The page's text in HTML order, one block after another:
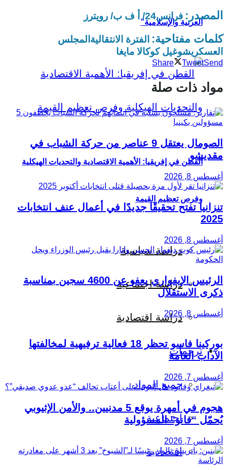
العربية والإسلامية”
القطن في إفريقيا: الأهمية الاقتصادية والتحديات الهيكلية
وفرص تعظيم القيمة
دراسة سياسية
دراسة اجتماعية
دراسة اقتصادية
ترجمات
جميع المواد
اجتماعية
اقتصادية
المصدر: فرانس24/ أ ف ب/ رويترز
كلمات مفتاحية: الفترة الانتقالية المجلس
العسكريشوغيل كوكالا مايغا
Share TweetSend
مواد ذات صلة
الصومال يعتقل 9 عناصر من حركة الشباب في
مقديشو
أغسطس 8, 2026
تنزانيا تفتح تحقيقًا جديدًا في أعمال عنف انتخابات
2025
أغسطس 8, 2026
الرئيس الإيفواري يعفو عن 4600 سجين بمناسبة
ذكرى الاستقلال
أغسطس 8, 2026
بوركينا فاسو تحظر 18 فعالية ترفيهية لمخالفتها
الآداب العامة
أغسطس 7, 2026
هجوم في أمهرة يوقع 5 مدنيين.. والأمن الإثيوبي
يُحمّل “فانو” المسؤولية
أغسطس 7, 2026